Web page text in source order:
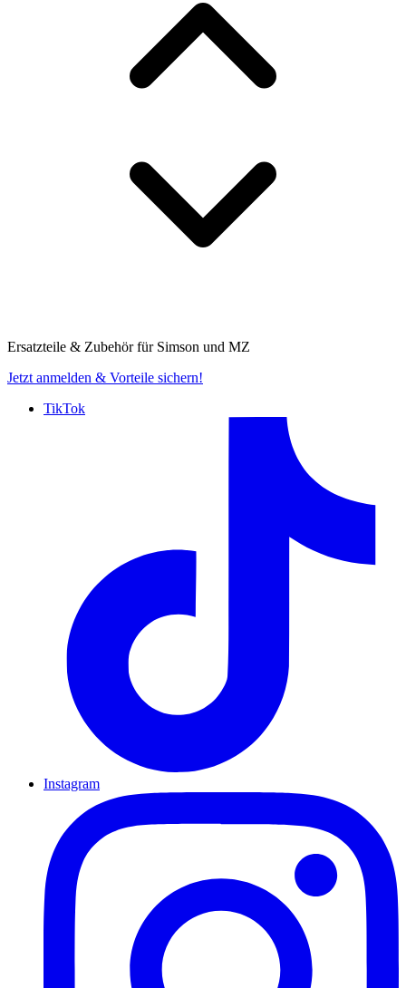
Ersatzteile & Zubehör für Simson und MZ
Jetzt anmelden & Vorteile sichern!
TikTok
Instagram